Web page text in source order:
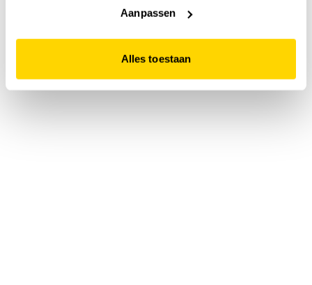
website niet optimaal functioneert.
Aanpassen
Alles toestaan